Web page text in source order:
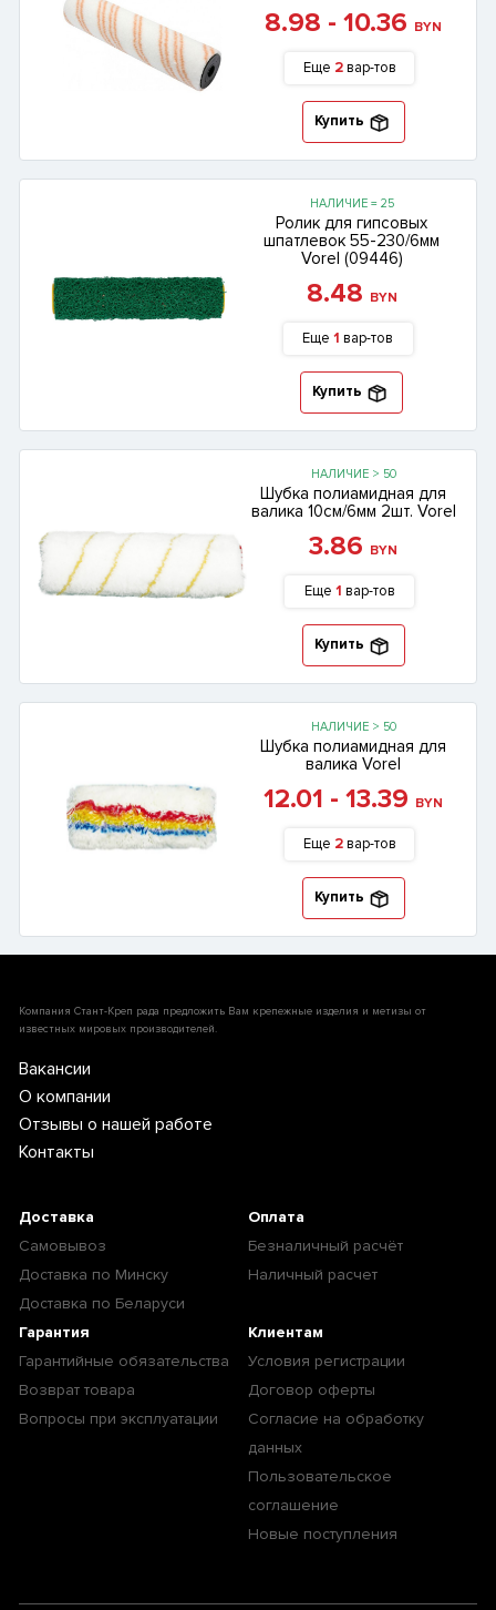
8.98 - 10.36 BYN
Еще 2 вар-тов
Купить
НАЛИЧИЕ = 25
Ролик для гипсовых
шпатлевок 55-230/6мм
Vorel (09446)
8.48 BYN
Еще 1 вар-тов
Купить
НАЛИЧИЕ > 50
Шубка полиамидная для
валика 10см/6мм 2шт. Vorel
3.86 BYN
Еще 1 вар-тов
Купить
НАЛИЧИЕ > 50
Шубка полиамидная для
валика Vorel
12.01 - 13.39 BYN
Еще 2 вар-тов
Купить
Компания Стант-Креп рада предложить Вам крепежные изделия и метизы от
известных мировых производителей.
Вакансии
О компании
Отзывы о нашей работе
Контакты
Доставка
Самовывоз
Доставка по Минску
Доставка по Беларуси
Оплата
Безналичный расчёт
Наличный расчет
Гарантия
Гарантийные обязательства
Возврат товара
Вопросы при эксплуатации
Клиентам
Условия регистрации
Договор оферты
Согласие на обработку
данных
Пользовательское
соглашение
Новые поступления